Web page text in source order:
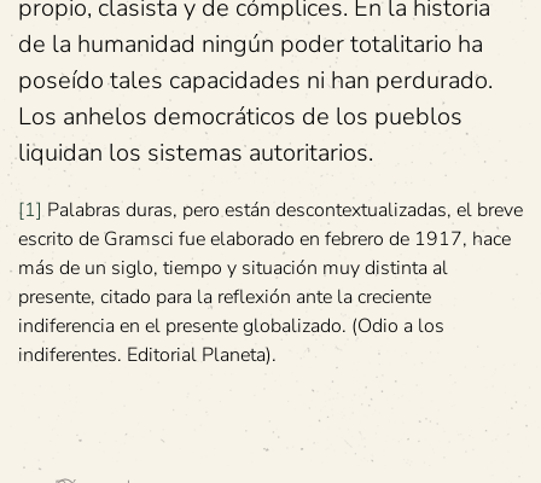
propio, clasista y de cómplices. En la historia
de la humanidad ningún poder totalitario ha
poseído tales capacidades ni han perdurado.
Los anhelos democráticos de los pueblos
liquidan los sistemas autoritarios.
[1] Palabras duras, pero están descontextualizadas, el breve
escrito de Gramsci fue elaborado en febrero de 1917, hace
más de un siglo, tiempo y situación muy distinta al
presente, citado para la reflexión ante la creciente
indiferencia en el presente globalizado. (Odio a los
indiferentes. Editorial Planeta).